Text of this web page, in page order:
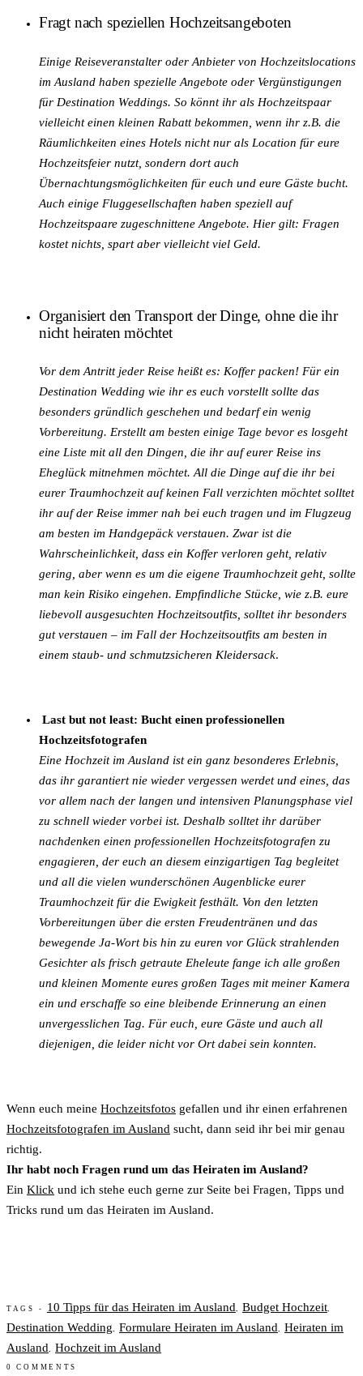
Fragt nach speziellen Hochzeitsangeboten
Einige Reiseveranstalter oder Anbieter von Hochzeitslocations
im Ausland haben spezielle Angebote oder Vergünstigungen
für Destination Weddings. So könnt ihr als Hochzeitspaar
vielleicht einen kleinen Rabatt bekommen, wenn ihr z.B. die
Räumlichkeiten eines Hotels nicht nur als Location für eure
Hochzeitsfeier nutzt, sondern dort auch
Übernachtungsmöglichkeiten für euch und eure Gäste bucht.
Auch einige Fluggesellschaften haben speziell auf
Hochzeitspaare zugeschnittene Angebote. Hier gilt: Fragen
kostet nichts, spart aber vielleicht viel Geld.
Organisiert den Transport der Dinge, ohne die ihr
nicht heiraten möchtet
Vor dem Antritt jeder Reise heißt es: Koffer packen! Für ein
Destination Wedding wie ihr es euch vorstellt sollte das
besonders gründlich geschehen und bedarf ein wenig
Vorbereitung. Erstellt am besten einige Tage bevor es losgeht
eine Liste mit all den Dingen, die ihr auf eurer Reise ins
Eheglück mitnehmen möchtet. All die Dinge auf die ihr bei
eurer Traumhochzeit auf keinen Fall verzichten möchtet solltet
ihr auf der Reise immer nah bei euch tragen und im Flugzeug
am besten im Handgepäck verstauen. Zwar ist die
Wahrscheinlichkeit, dass ein Koffer verloren geht, relativ
gering, aber wenn es um die eigene Traumhochzeit geht, sollte
man kein Risiko eingehen. Empfindliche Stücke, wie z.B. eure
liebevoll ausgesuchten Hochzeitsoutfits, solltet ihr besonders
gut verstauen – im Fall der Hochzeitsoutfits am besten in
einem staub- und schmutzsicheren Kleidersack.
Last but not least: Bucht einen professionellen
Hochzeitsfotografen
Eine Hochzeit im Ausland ist ein ganz besonderes Erlebnis,
das ihr garantiert nie wieder vergessen werdet und eines, das
vor allem nach der langen und intensiven Planungsphase viel
zu schnell wieder vorbei ist. Deshalb solltet ihr darüber
nachdenken einen professionellen Hochzeitsfotografen zu
engagieren, der euch an diesem einzigartigen Tag begleitet
und all die vielen wunderschönen Augenblicke eurer
Traumhochzeit für die Ewigkeit festhält. Von den letzten
Vorbereitungen über die ersten Freudentränen und das
bewegende Ja-Wort bis hin zu euren vor Glück strahlenden
Gesichter als frisch getraute Eheleute fange ich alle großen
und kleinen Momente eures großen Tages mit meiner Kamera
ein und erschaffe so eine bleibende Erinnerung an einen
unvergesslichen Tag. Für euch, eure Gäste und auch all
diejenigen, die leider nicht vor Ort dabei sein konnten.
Wenn euch meine Hochzeitsfotos gefallen und ihr einen erfahrenen
Hochzeitsfotografen im Ausland sucht, dann seid ihr bei mir genau
richtig.
Ihr habt noch Fragen rund um das Heiraten im Ausland?
Ein Klick und ich stehe euch gerne zur Seite bei Fragen, Tipps und
Tricks rund um das Heiraten im Ausland.
TAGS - 10 Tipps für das Heiraten im Ausland, Budget Hochzeit,
Destination Wedding, Formulare Heiraten im Ausland, Heiraten im
Ausland, Hochzeit im Ausland
0 COMMENTS